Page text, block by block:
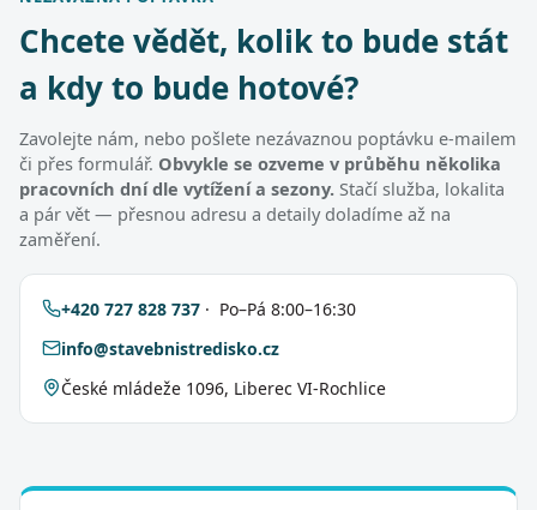
Chcete vědět, kolik to bude stát
a kdy to bude hotové?
Zavolejte nám, nebo pošlete nezávaznou poptávku e-mailem
či přes formulář. Obvykle se ozveme v průběhu několika
pracovních dní dle vytížení a sezony. Stačí služba, lokalita
a pár vět — přesnou adresu a detaily doladíme až na
zaměření.
+420 727 828 737 · Po–Pá 8:00–16:30
info@stavebnistredisko.cz
České mládeže 1096, Liberec VI-Rochlice